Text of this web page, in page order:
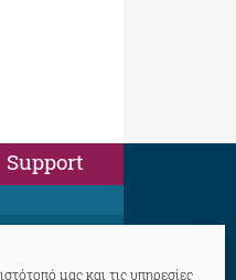
μας και τις υπηρεσίες
Support